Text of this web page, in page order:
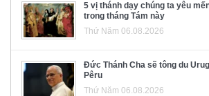
5 vị thánh dạy chúng ta yêu
trong tháng Tám này
Thứ Năm 06.08.2026
Đức Thánh Cha sẽ tông du
Pêru
Thứ Năm 06.08.2026